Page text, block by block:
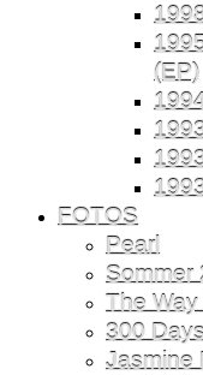
(EP)
FOTOS
Pearl
Sommer
The
300
Jasmine